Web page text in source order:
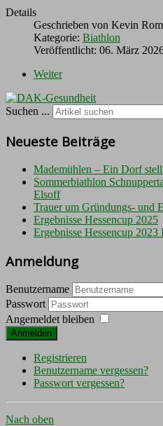
Details
Geschrieben von Kevin
Kategorie: Biathlon
Veröffentlicht: 06. März
Weiter
Suchen ...
Neueste Beiträge
Mademühlen – Ein Dorf
Sommerbiathlon
Elsoff
Trauer um Gründungs- und
Ergebnisse Hessencup 2025
Ergebnisse Hessencup
Anmeldung
Benutzername
Passwort
Angemeldet bleiben
Anmelden
Registrieren
Benutzername vergessen?
Passwort vergessen?
Nach oben